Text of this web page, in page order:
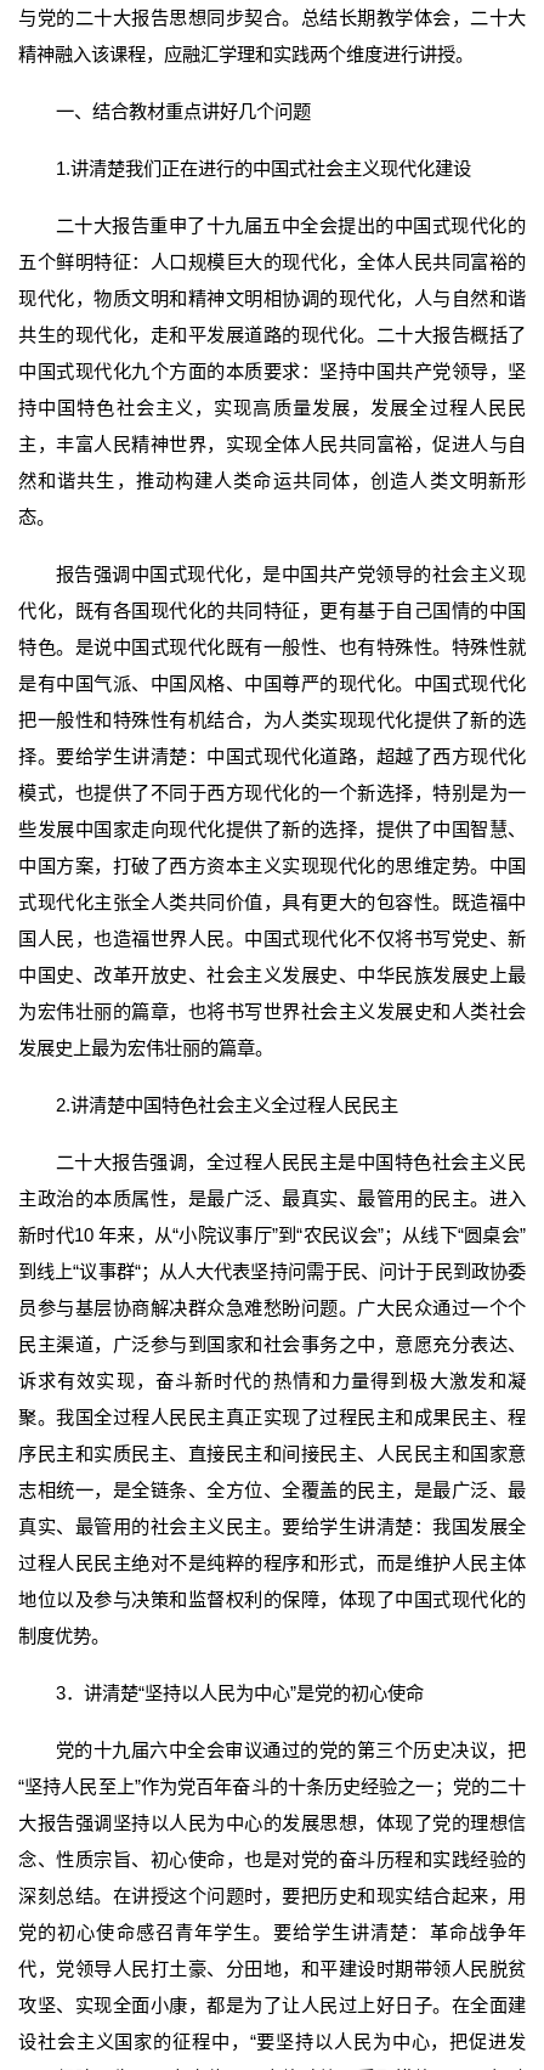
与党的二十大报告思想同步契合。总结长期教学体会，二十大
精神融入该课程，应融汇学理和实践两个维度进行讲授。
一、结合教材重点讲好几个问题
1.讲清楚我们正在进行的中国式社会主义现代化建设
二十大报告重申了十九届五中全会提出的中国式现代化的
五个鲜明特征：人口规模巨大的现代化，全体人民共同富裕的
现代化，物质文明和精神文明相协调的现代化，人与自然和谐
共生的现代化，走和平发展道路的现代化。二十大报告概括了
中国式现代化九个方面的本质要求：坚持中国共产党领导，坚
持中国特色社会主义，实现高质量发展，发展全过程人民民
主，丰富人民精神世界，实现全体人民共同富裕，促进人与自
然和谐共生，推动构建人类命运共同体，创造人类文明新形
态。
报告强调中国式现代化，是中国共产党领导的社会主义现
代化，既有各国现代化的共同特征，更有基于自己国情的中国
特色。是说中国式现代化既有一般性、也有特殊性。特殊性就
是有中国气派、中国风格、中国尊严的现代化。中国式现代化
把一般性和特殊性有机结合，为人类实现现代化提供了新的选
择。要给学生讲清楚：中国式现代化道路，超越了西方现代化
模式，也提供了不同于西方现代化的一个新选择，特别是为一
些发展中国家走向现代化提供了新的选择，提供了中国智慧、
中国方案，打破了西方资本主义实现现代化的思维定势。中国
式现代化主张全人类共同价值，具有更大的包容性。既造福中
国人民，也造福世界人民。中国式现代化不仅将书写党史、新
中国史、改革开放史、社会主义发展史、中华民族发展史上最
为宏伟壮丽的篇章，也将书写世界社会主义发展史和人类社会
发展史上最为宏伟壮丽的篇章。
2.讲清楚中国特色社会主义全过程人民民主
二十大报告强调，全过程人民民主是中国特色社会主义民
主政治的本质属性，是最广泛、最真实、最管用的民主。进入
新时代10 年来，从“小院议事厅”到“农民议会”；从线下“圆桌会”
到线上“议事群“；从人大代表坚持问需于民、问计于民到政协委
员参与基层协商解决群众急难愁盼问题。广大民众通过一个个
民主渠道，广泛参与到国家和社会事务之中，意愿充分表达、
诉求有效实现，奋斗新时代的热情和力量得到极大激发和凝
聚。我国全过程人民民主真正实现了过程民主和成果民主、程
序民主和实质民主、直接民主和间接民主、人民民主和国家意
志相统一，是全链条、全方位、全覆盖的民主，是最广泛、最
真实、最管用的社会主义民主。要给学生讲清楚：我国发展全
过程人民民主绝对不是纯粹的程序和形式，而是维护人民主体
地位以及参与决策和监督权利的保障，体现了中国式现代化的
制度优势。
3．讲清楚“坚持以人民为中心”是党的初心使命
党的十九届六中全会审议通过的党的第三个历史决议，把
“坚持人民至上”作为党百年奋斗的十条历史经验之一；党的二十
大报告强调坚持以人民为中心的发展思想，体现了党的理想信
念、性质宗旨、初心使命，也是对党的奋斗历程和实践经验的
深刻总结。在讲授这个问题时，要把历史和现实结合起来，用
党的初心使命感召青年学生。要给学生讲清楚：革命战争年
代，党领导人民打土豪、分田地，和平建设时期带领人民脱贫
攻坚、实现全面小康，都是为了让人民过上好日子。在全面建
设社会主义国家的征程中，“要坚持以人民为中心，把促进发